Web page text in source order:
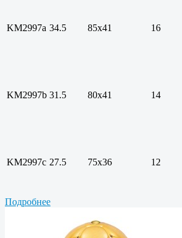
KM2997a 34.5 85х41 16
KM2997b 31.5 80х41 14
KM2997c 27.5 75х36 12
Подробнее